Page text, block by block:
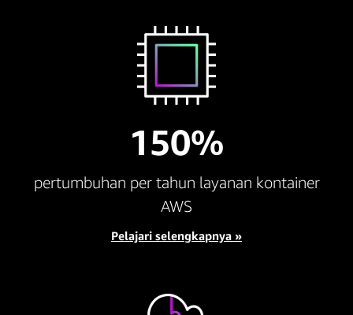
150%
pertumbuhan per tahun layanan kontainer
AWS
Pelajari selengkapnya »